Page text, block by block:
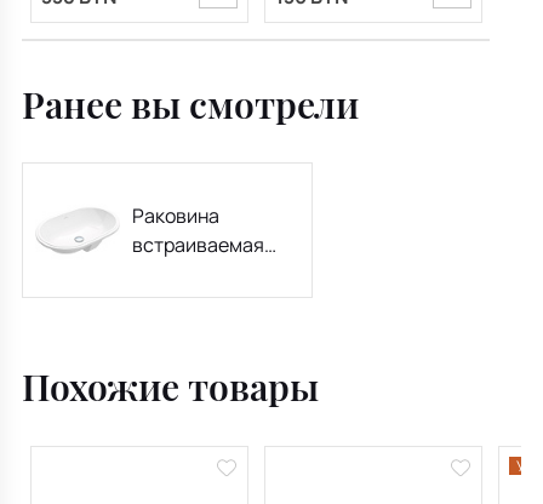
Ранее вы смотрели
Раковина
встраиваемая
Architectura
Похожие товары